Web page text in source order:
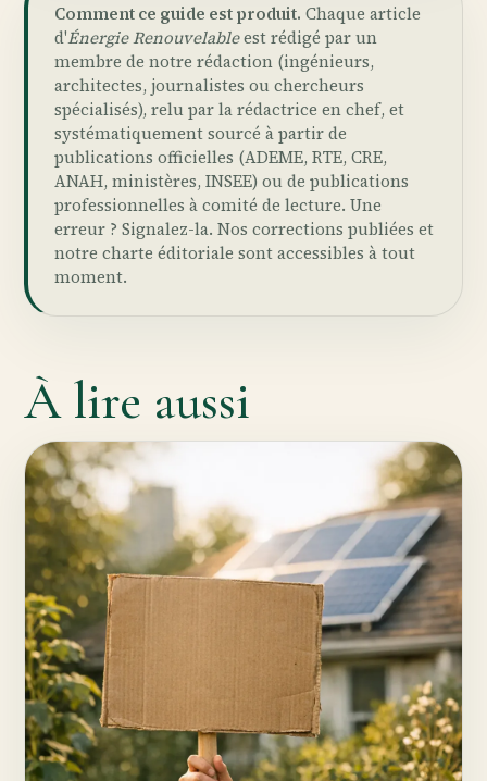
Comment ce guide est produit. Chaque article
d'Énergie Renouvelableest rédigé par un
membre de notre rédaction (ingénieurs,
architectes, journalistes ou chercheurs
spécialisés), relu par la rédactrice en chef, et
systématiquement sourcé à partir de
publications officielles (ADEME, RTE, CRE,
ANAH, ministères, INSEE) ou de publications
professionnelles à comité de lecture. Une
erreur ? Signalez-la. Nos corrections publiées et
notre charte éditoriale sont accessibles à tout
moment.
À lire aussi